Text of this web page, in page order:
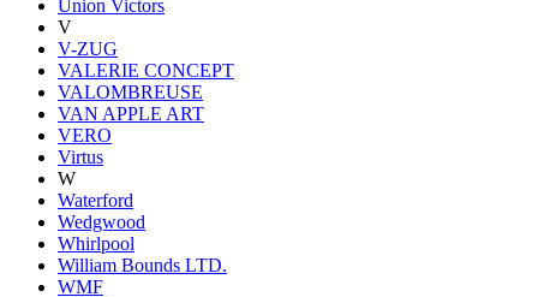
Union Victors
V
V-ZUG
VALERIE CONCEPT
VALOMBREUSE
VAN APPLE ART
VERO
Virtus
W
Waterford
Wedgwood
Whirlpool
William Bounds LTD.
WMF